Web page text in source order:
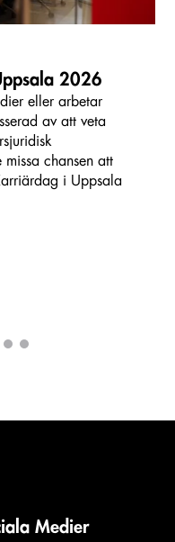
2026
eller arbetar
av att veta
chansen att
i Uppsala
5 6
Medier